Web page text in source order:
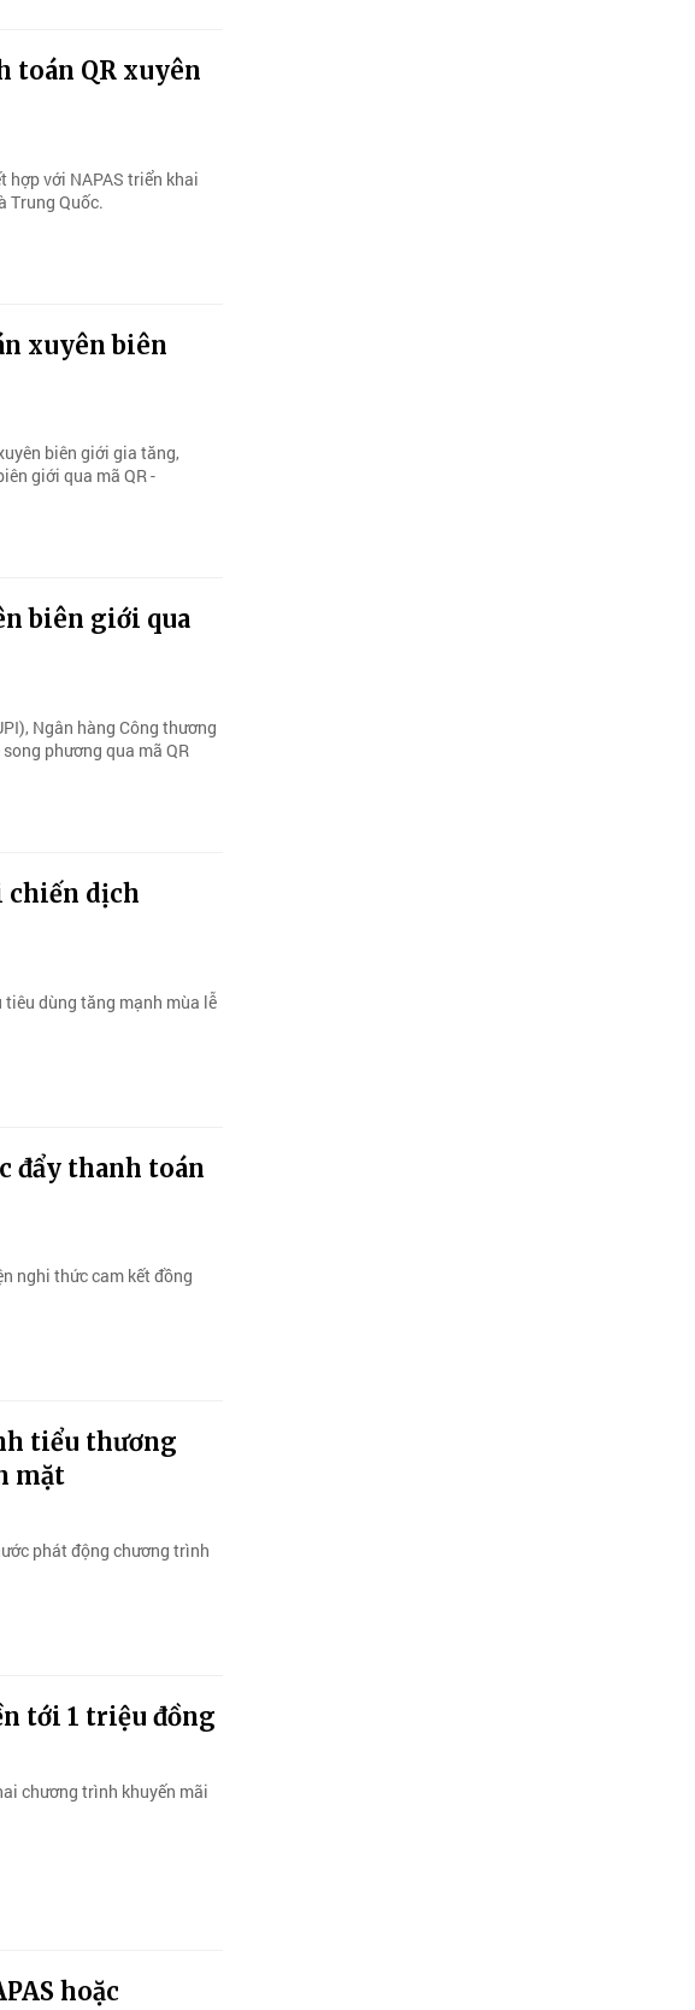
toán QR xuyên
hợp với NAPAS triển khai
Trung Quốc.
xuyên biên
biên giới gia tăng,
giới qua mã QR -
biên giới qua
Ngân hàng Công thương
phương qua mã QR
chiến dịch
dùng tăng mạnh mùa lễ
đẩy thanh toán
nghi thức cam kết đồng
tiểu thương
mặt
phát động chương trình
tới 1 triệu đồng
chương trình khuyến mãi
hoặc